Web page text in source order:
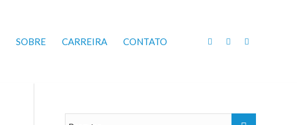
SOBRE CARREIRA CONTATO